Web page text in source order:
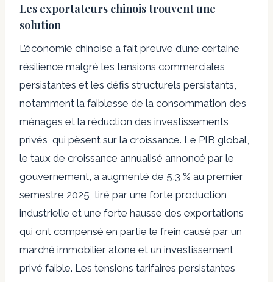
Les exportateurs chinois trouvent une
solution
L’économie chinoise a fait preuve d’une certaine
résilience malgré les tensions commerciales
persistantes et les défis structurels persistants,
notamment la faiblesse de la consommation des
ménages et la réduction des investissements
privés, qui pèsent sur la croissance. Le PIB global,
le taux de croissance annualisé annoncé par le
gouvernement, a augmenté de 5,3 % au premier
semestre 2025, tiré par une forte production
industrielle et une forte hausse des exportations
qui ont compensé en partie le frein causé par un
marché immobilier atone et un investissement
privé faible. Les tensions tarifaires persistantes